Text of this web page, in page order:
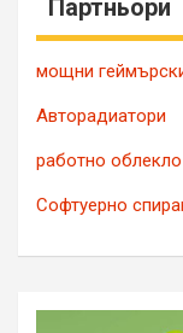
Партньори
мощни
Авторадиатори
работно облекло
Софтуерно